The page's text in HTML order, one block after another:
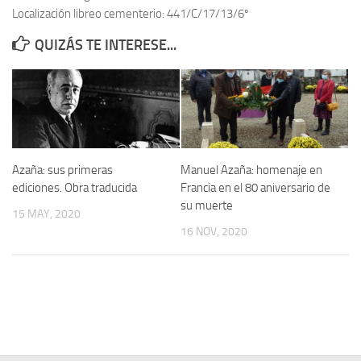
Memoria Histórica
Investigación previa de la represión en Talavera de la Reina (1937-
1947).
Informe Represión en Toledo 1936-1947 | Buscador
Informe de la fosa de abril de 1939 de Tembleque
Enciclopedia Republicana
Militantes históricos IR
Localización libreo cementerio: 441/C/17/13/6º
QUIZÁS TE INTERESE...
Azaña: sus primeras
ediciones. Obra traducida
15 MAY, 2020
Manuel Azaña: homenaje en
Francia en el 80 aniversario de
su muerte
16 NOV, 2020